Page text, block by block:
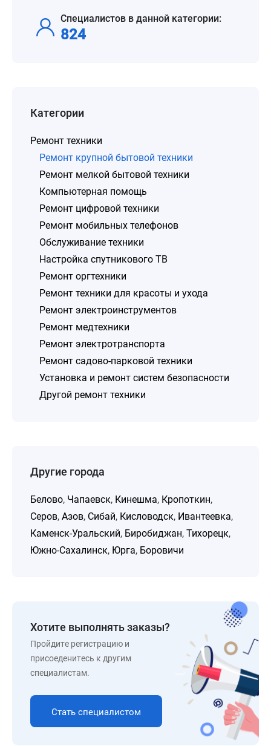
Специалистов в данной категории:
824
Категории
Ремонт техники
Ремонт крупной бытовой техники
Ремонт мелкой бытовой техники
Компьютерная помощь
Ремонт цифровой техники
Ремонт мобильных телефонов
Обслуживание техники
Настройка спутникового ТВ
Ремонт оргтехники
Ремонт техники для красоты и ухода
Ремонт электроинструментов
Ремонт медтехники
Ремонт электротранспорта
Ремонт садово-парковой техники
Установка и ремонт систем безопасности
Другой ремонт техники
Другие города
Белово, Чапаевск, Кинешма, Кропоткин,
Серов, Азов, Сибай, Кисловодск, Ивантеевка,
Каменск-Уральский, Биробиджан, Тихорецк,
Южно-Сахалинск, Юрга, Боровичи
Хотите выполнять заказы?
Пройдите регистрацию и
присоеденитесь к другим
специалистам.
Стать специалистом